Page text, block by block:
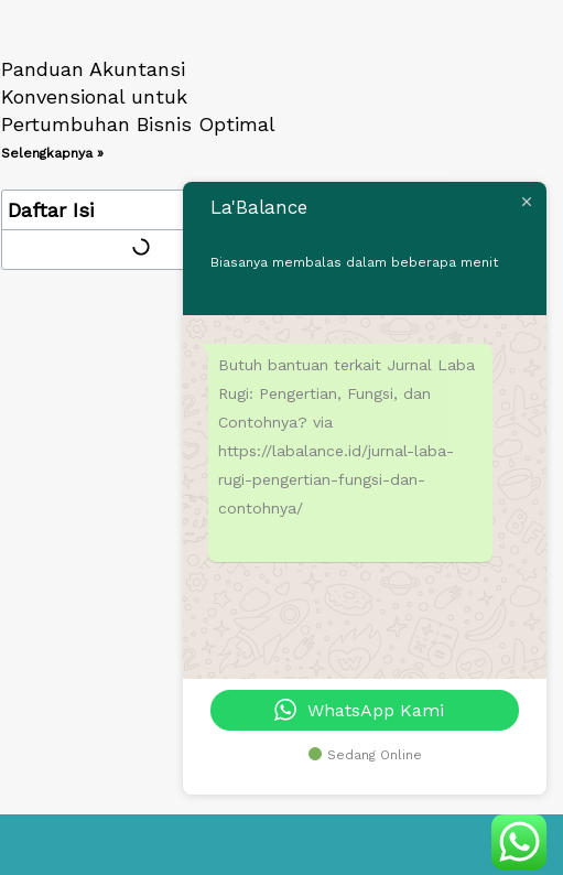
Panduan Akuntansi
Konvensional untuk
Pertumbuhan Bisnis Optimal
Selengkapnya »
Daftar Isi La'Balance
Biasanya membalas dalam beberapa menit
Butuh bantuan terkait Jurnal Laba
Rugi: Pengertian, Fungsi, dan
Contohnya? via
https://labalance.id/jurnal-laba-
rugi-pengertian-fungsi-dan-
contohnya/
WhatsApp Kami
Sedang Online